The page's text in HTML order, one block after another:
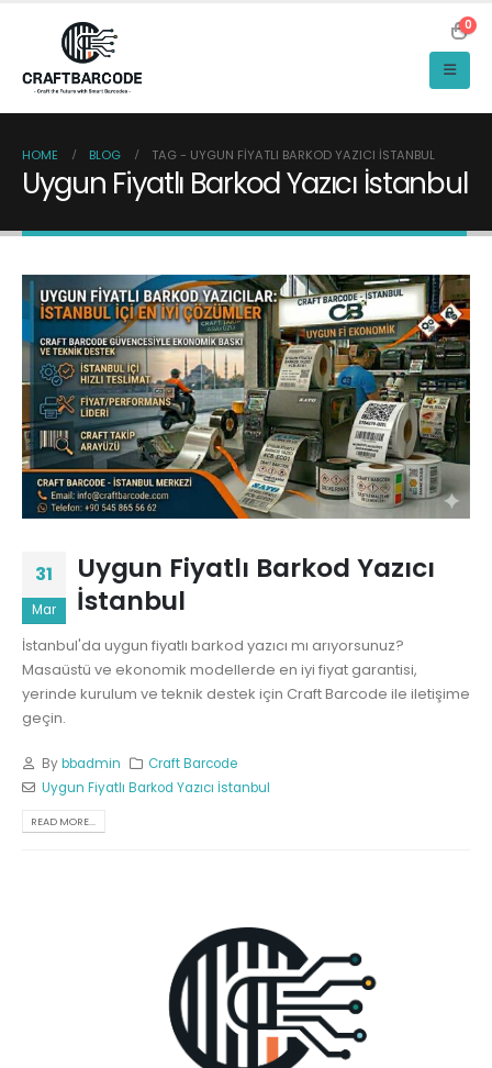
0
HOME BLOG TAG - UYGUN FIYATLI BARKOD YAZICI İSTANBUL
Uygun Fiyatlı Barkod Yazıcı İstanbul
31
Mar
Uygun Fiyatlı Barkod Yazıcı
İstanbul
İstanbul'da uygun fiyatlı barkod yazıcı mı arıyorsunuz?
Masaüstü ve ekonomik modellerde en iyi fiyat garantisi,
yerinde kurulum ve teknik destek için Craft Barcode ile iletişime
geçin.
Bybbadmin
Craft Barcode
Uygun Fiyatlı Barkod Yazıcı İstanbul
READ MORE...